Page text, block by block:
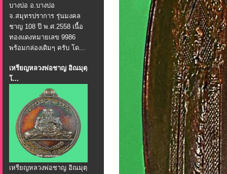
บางบ่อ อ.บางบ่อ
จ.สมุทรปราการ รุ่นมงคล
ชาญ 108 ปี พ.ศ.2558 เนื้อ
ทองแดงหมายเลข 9986
พร้อมกล่องเดิมๆ ครับ โด...
เหรียญหลวงพ่อชาญ อิณมุตฺ
โ...
เหรียญหลวงพ่อชาญ อิณมุตฺ